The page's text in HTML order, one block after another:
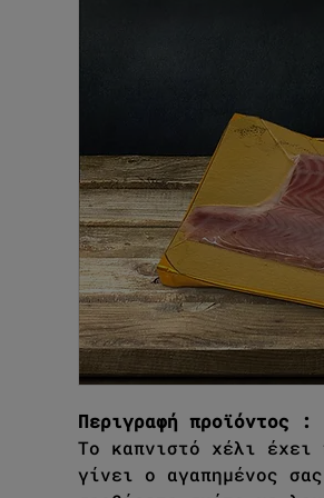
Περιγραφή προϊόντος :
Το καπνιστό χέλι έχει
γίνει ο αγαπημένος